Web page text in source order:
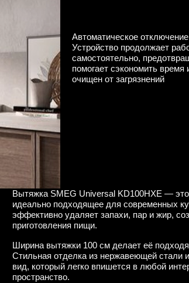
Автоматическое
Устройство продолжает
самостоятельно,
помогает сэкономить время
очищен от загрязнений
Вытяжка SMEG Universal KD100HXE —
идеально подходящее для современных
эффективно удаляет запахи, пар и жир,
приготовления пищи.
Ширина вытяжки 100 см делает её
Стильная отделка из нержавеющей стали
вид, который легко впишется в любой
пространство.